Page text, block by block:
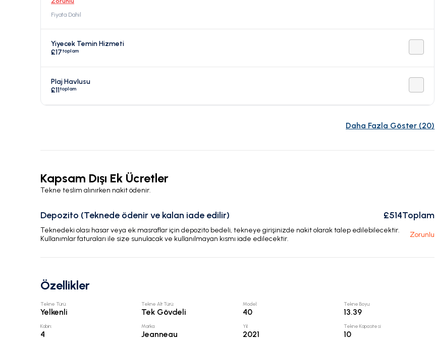
Fiyata Dahil
Yiyecek Temin Hizmeti
£17toplam
Plaj Havlusu
£11toplam
Daha Fazla Göster (20)
Kapsam Dışı Ek Ücretler
Tekne teslim alınırken nakit ödenir.
Depozito (Teknede ödenir ve kalan iade edilir) £514Toplam
Teknedeki olası hasar veya ek masraflar için depozito bedeli, tekneye girişinizde nakit olarak talep edilebilecektir.
Kullanımlar faturaları ile size sunulacak ve kullanılmayan kısmı iade edilecektir.
Zorunlu
Özellikler
Tekne Türü:
Yelkenli
Tekne Alt Türü:
Tek Gövdeli
Model:
40
Tekne Boyu:
13.39
Kabin:
4
Marka:
Jeanneau
Yıl:
2021
Tekne Kapasitesi:
10